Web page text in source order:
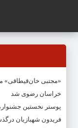
«مجتبی خان‌قیطاقی»
خراسان رضوی شد
پوستر نخستین
فریدون شهبازیان